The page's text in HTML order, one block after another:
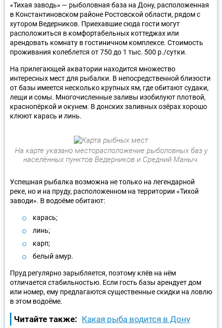
«Тихая заводь» — рыболовная база на Дону, расположенная
в Константиновском районе Ростовской области, рядом с
хутором Ведерников. Приехавшие сюда гости могут
расположиться в комфортабельных коттеджах или
арендовать комнату в гостиничном комплексе. Стоимость
проживания колеблется от 750 до 1 тыс. 500 р./сутки.
На прилегающей акватории находится множество
интересных мест для рыбалки. В непосредственной близости
от базы имеется несколько крупных ям, где обитают судаки,
лещи и сомы. Многочисленные заливы изобилуют плотвой,
краснопёркой и окунем. В донских заливных озёрах хорошо
клюют карась и линь.
На карте указано месторасположение рыболовных баз у
населённых пунктов Ведерников и Средний Маныч.
Успешная рыбалка возможна не только на легендарной
реке, но и на пруду, расположенном на территории «Тихой
заводи». В водоёме обитают:
карась;
линь;
карп;
белый амур.
Пруд регулярно зарыбляется, поэтому клёв на нём
отличается стабильностью. Если гость базы арендует дом
или номер, ему предлагаются существенные скидки на ловлю
в этом водоёме.
Читайте также: Какая рыба водится в Дону